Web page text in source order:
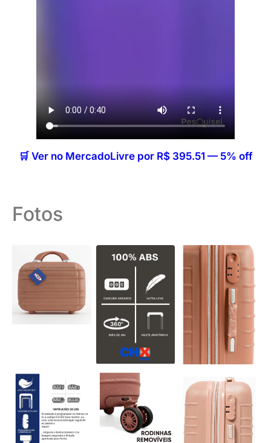
🛒 Ver no MercadoLivre por R$ 395.51 — 5% off
Fotos